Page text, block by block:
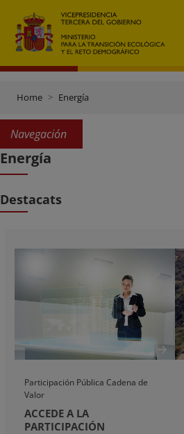
Home Energía
Navegación
Energía
Destacats
Participación Pública Cadena de
Valor
ACCEDE A LA
PARTICIPACIÓN